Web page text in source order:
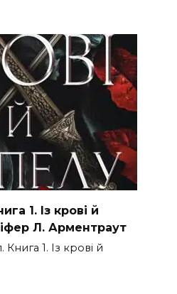
1. Із крові й
Л. Арментраут
Книга 1. Із крові й